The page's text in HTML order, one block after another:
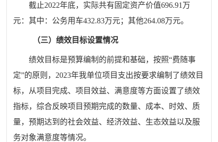
截止2022年底，实际共有固定资产价值696.91 万
元：其中：公务用车432.83万元；其他264.08万元。
（三）绩效目标设置情况
绩效目标是预算编制的前提和基础，按照“费随事
定”的原则， 2023年我单位项目支出按要求编制了绩效目
标，从项目完成、项目效益、满意度等方面设置了绩效
指标，综合反映项目预期完成的数量、成本、时效、质
量，预期达到的社会效益、经济效益、生态效益以及服
务对象满意度等情况。